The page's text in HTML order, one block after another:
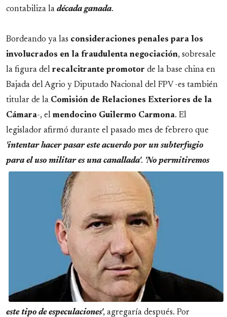
contabiliza la década ganada.
Bordeando ya las consideraciones penales para los
involucrados en la fraudulenta negociación, sobresale
la figura del recalcitrante promotor de la base china en
Bajada del Agrio y Diputado Nacional del FPV -es también
titular de la Comisión de Relaciones Exteriores de la
Cámara-, el mendocino Guilermo Carmona. El
legislador afirmó durante el pasado mes de febrero que
'intentar hacer pasar este acuerdo por un subterfugio
para el uso militar es una canallada'. 'No permitiremos
este tipo de especulaciones', agregaría después. Por